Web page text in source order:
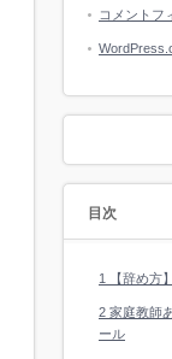
コメントフ
目次
1 【辞め方
2 家庭教師
ール